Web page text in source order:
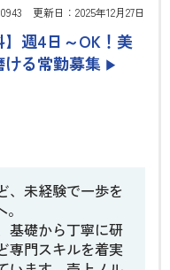
更新日：2025年12月27日
】週4日～OK！美
る常勤募集 ▶
、未経験で一歩を
基礎から丁寧に研
専門スキルを着実